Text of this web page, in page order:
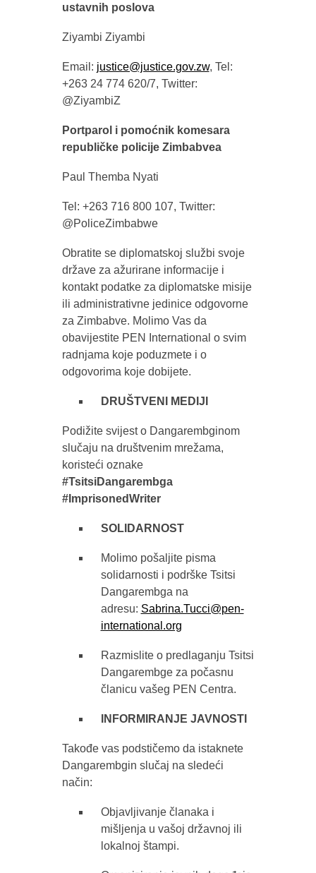
ustavnih poslova
Ziyambi Ziyambi
Email: justice@justice.gov.zw, Tel:
+263 24 774 620/7, Twitter:
@ZiyambiZ
Portparol i pomoćnik komesara
republičke policije Zimbabvea
Paul Themba Nyati
Tel: +263 716 800 107, Twitter:
@PoliceZimbabwe
Obratite se diplomatskoj službi svoje
države za ažurirane informacije i
kontakt podatke za diplomatske misije
ili administrativne jedinice odgovorne
za Zimbabve. Molimo Vas da
obavijestite PEN International o svim
radnjama koje poduzmete i o
odgovorima koje dobijete.
DRUŠTVENI MEDIJI
Podižite svijest o Dangarembginom
slučaju na društvenim mrežama,
koristeći oznake
#TsitsiDangarembga
#ImprisonedWriter
SOLIDARNOST
Molimo pošaljite pisma
solidarnosti i podrške Tsitsi
Dangarembga na
adresu: Sabrina.Tucci@pen-
international.org
Razmislite o predlaganju Tsitsi
Dangarembge za počasnu
članicu vašeg PEN Centra.
INFORMIRANJE JAVNOSTI
Takođe vas podstičemo da istaknete
Dangarembgin slučaj na sledeći
način:
Objavljivanje članaka i
mišljenja u vašoj državnoj ili
lokalnoj štampi.